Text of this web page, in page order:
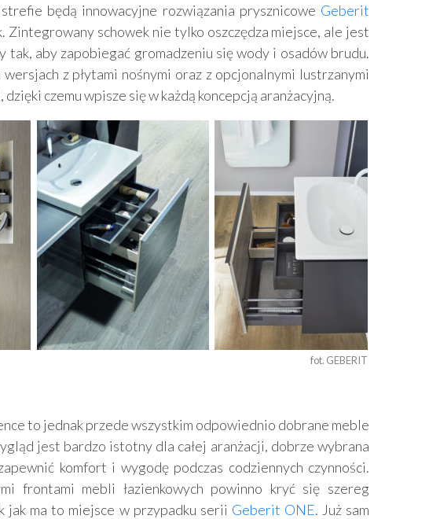
będą innowacyjne rozwiązania prysznicowe Geberit
Zintegrowany schowek nie tylko oszczędza miejsce, ale jest
tak, aby zapobiegać gromadzeniu się wody i osadów brudu.
z płytami nośnymi oraz z opcjonalnymi lustrzanymi
czemu wpisze się w każdą koncepcją aranżacyjną.
fot. GEBERIT
to jednak przede wszystkim odpowiednio dobrane meble
jest bardzo istotny dla całej aranżacji, dobrze wybrana
komfort i wygodę podczas codziennych czynności.
frontami mebli łazienkowych powinno kryć się szereg
jak ma to miejsce w przypadku serii Geberit ONE. Już sam